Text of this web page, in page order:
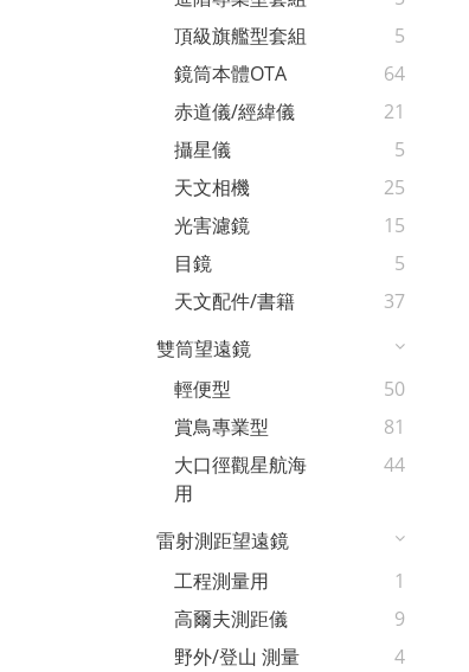
頂級旗艦型套組
5
鏡筒本體OTA
64
赤道儀/經緯儀
21
攝星儀
5
天文相機
25
光害濾鏡
15
目鏡
5
天文配件/書籍
37
雙筒望遠鏡
輕便型
50
賞鳥專業型
81
大口徑觀星航海
用
44
雷射測距望遠鏡
工程測量用
1
高爾夫測距儀
9
野外/登山 測量
4